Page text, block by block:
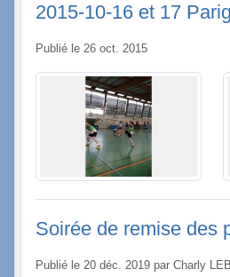
2015-10-16 et 17
Publié le 26 oct. 2015
Soirée de remise des
Publié le 20 déc. 2019 par Charly